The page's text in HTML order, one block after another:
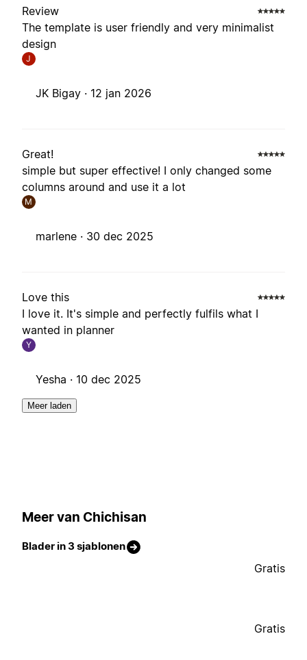
Review
The template is user friendly and very minimalist
design
J
JK Bigay · 12 jan 2026
Great!
simple but super effective! I only changed some
columns around and use it a lot
M
marlene · 30 dec 2025
Love this
I love it. It's simple and perfectly fulfils what I
wanted in planner
Y
Yesha · 10 dec 2025
Meer laden
Meer van Chichisan
Blader in 3 sjablonen
Gratis
Gratis